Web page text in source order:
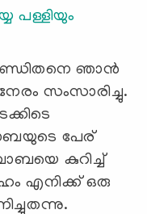
പള്ളിയും
ഞാൻ
സംസാരിച്ചു.
പേര്
കുറിച്ച്
എനിക്ക് ഒരു